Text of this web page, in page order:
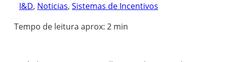
I&D, Noticias, Sistemas de Incentivos
Tempo de leitura aprox: 2 min